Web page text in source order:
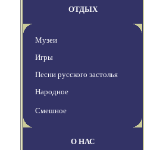
ОТДЫХ
Музеи
Игры
Песни русского застолья
Народное
Смешное
О НАС